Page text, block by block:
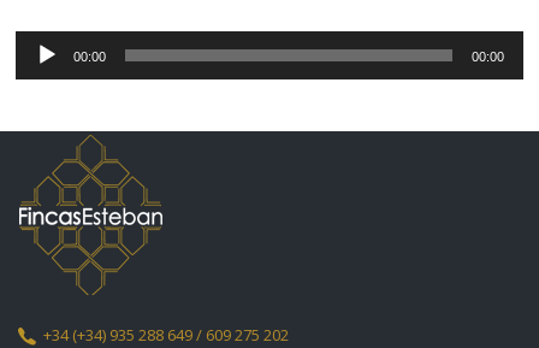
Reproductor
audio
00:00 00:00
+34(+34) 935 288 649 / 609 275 202